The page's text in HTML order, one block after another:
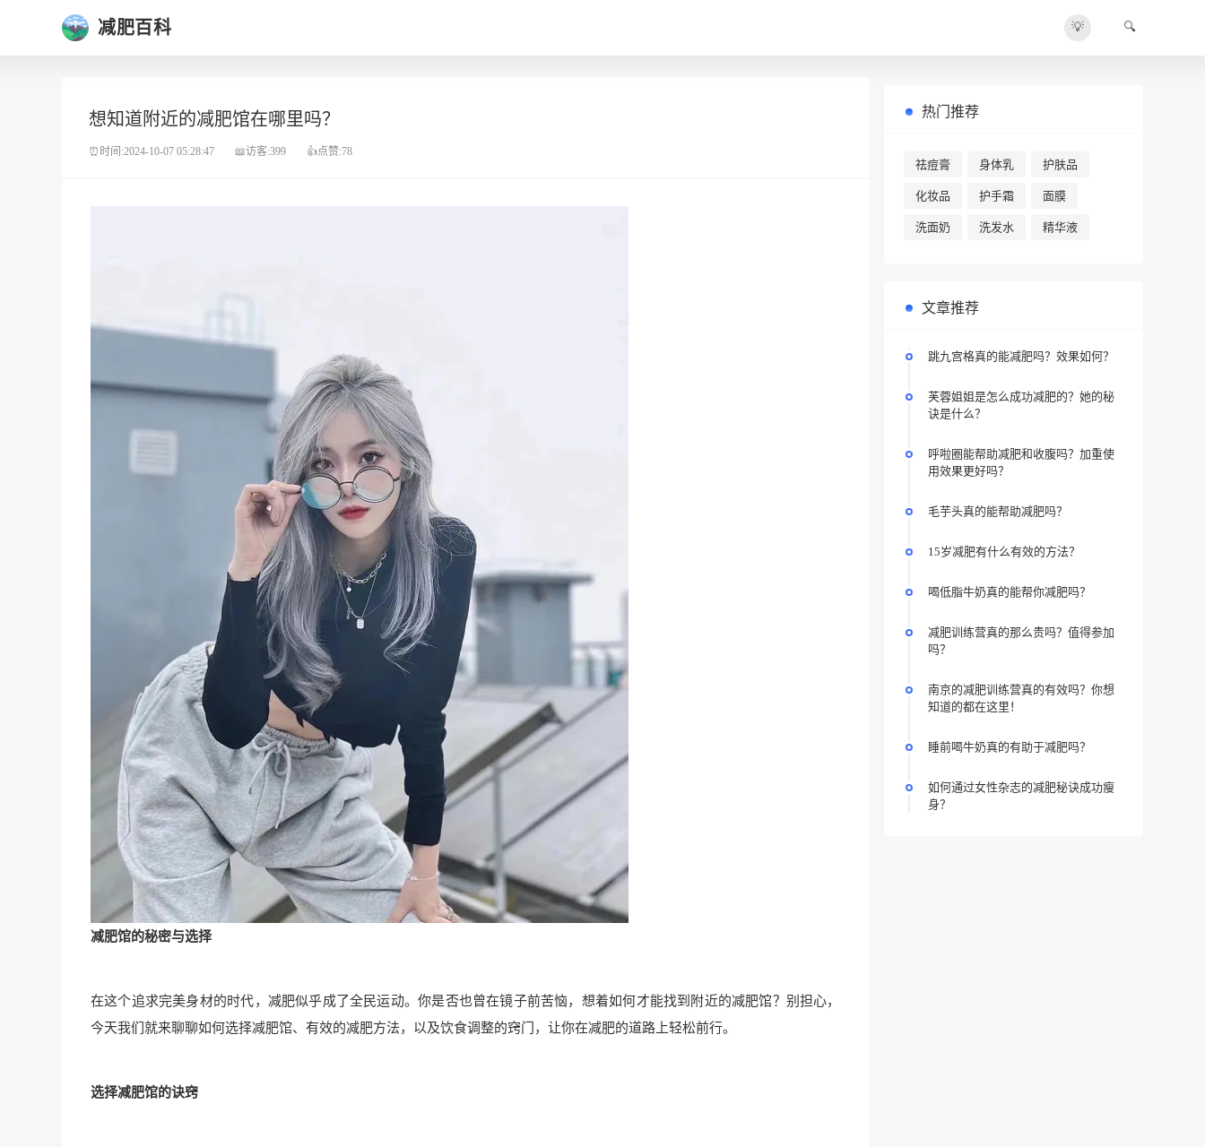
减肥百科 💡 🔍
想知道附近的减肥馆在哪里吗？
⏰时间:2024-10-07 05:28:47 📖访客:399 👍点赞:78
减肥馆的秘密与选择
在这个追求完美身材的时代，减肥似乎成了全民运动。你是否也曾在镜子前苦恼，想着如何才能找到附近的减肥馆？别担心，
今天我们就来聊聊如何选择减肥馆、有效的减肥方法，以及饮食调整的窍门，让你在减肥的道路上轻松前行。
选择减肥馆的诀窍
热门推荐
祛痘膏 身体乳 护肤品
化妆品 护手霜 面膜
洗面奶 洗发水 精华液
文章推荐
跳九宫格真的能减肥吗？效果如何？
芙蓉姐姐是怎么成功减肥的？她的秘
诀是什么？
呼啦圈能帮助减肥和收腹吗？加重使
用效果更好吗？
毛芋头真的能帮助减肥吗？
15岁减肥有什么有效的方法？
喝低脂牛奶真的能帮你减肥吗？
减肥训练营真的那么贵吗？值得参加
吗？
南京的减肥训练营真的有效吗？你想
知道的都在这里！
睡前喝牛奶真的有助于减肥吗？
如何通过女性杂志的减肥秘诀成功瘦
身？